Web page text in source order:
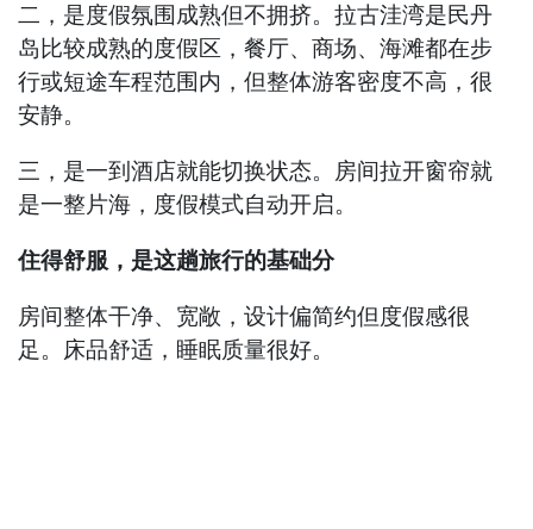
二，是度假氛围成熟但不拥挤。拉古洼湾是民丹
岛比较成熟的度假区，餐厅、商场、海滩都在步
行或短途车程范围内，但整体游客密度不高，很
安静。
三，是一到酒店就能切换状态。房间拉开窗帘就
是一整片海，度假模式自动开启。
住得舒服，是这趟旅行的基础分
房间整体干净、宽敞，设计偏简约但度假感很
足。床品舒适，睡眠质量很好。